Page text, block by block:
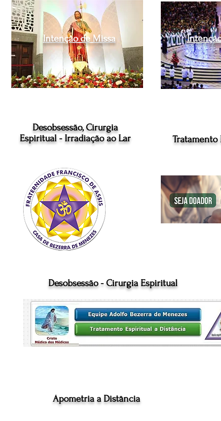
Intenção de Missa Intenção
Desobsessão, Cirurgia
Espiritual - Irradiação ao Lar
Tratamento
Desobsessão - Cirurgia Espiritual
Apometria a Distância